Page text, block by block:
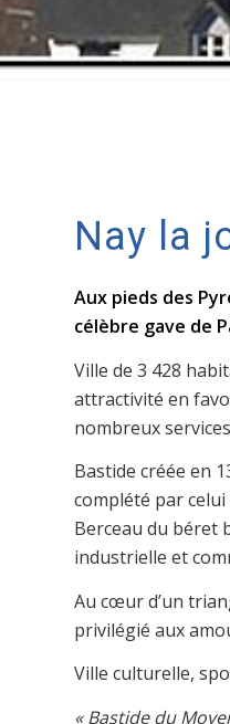
Nay la
Aux pieds des
célèbre gave de
Ville de 3 428
attractivité en
nombreux
Bastide créée en
complété par
Berceau du béret
industrielle et
Au cœur d’un
privilégié aux
Ville culturelle,
« Bastide du